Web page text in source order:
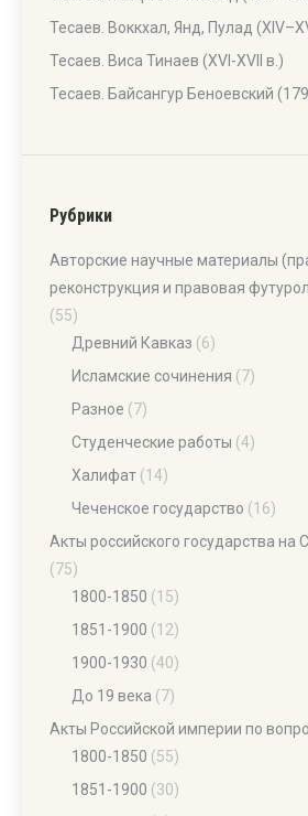
Тесаев. Воккхал, Янд, Пулад
Тесаев. Виса Тинаев (XVI-XVII в.)
Тесаев. Байсангур Беноевский
Рубрики
Авторские научные материалы
реконструкция и правовая
(55)
Древний Кавказ (6)
Исламские сочинения (7)
Разное (7)
Студенческие работы (4)
Халифат (14)
Чеченское государство (16)
Акты российского государства на
(75)
1800-1850 (15)
1851-1900 (12)
1900-1930 (40)
До 19 века (7)
Акты Российской империи по
1800-1850 (55)
1851-1900 (30)